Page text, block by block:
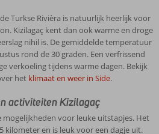
Turkse Rivièra is natuurlijk heerlijk voor
Kizilagaç kent dan ook warme en droge
nihil is. De gemiddelde temperatuur
rond de 30 graden. Een verfrissend
verkoeling tijdens warme dagen. Bekijk
het klimaat en weer in Side.
activiteiten Kizilagaç
mogelijkheden voor leuke uitstapjes. Het
kilometer en is leuk voor een dagje uit.